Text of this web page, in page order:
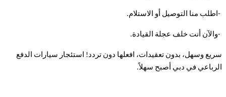
-اطلب منا التوصيل أو الاستلام.
-والآن أنت خلف عجلة القيادة.
سريع وسهل، بدون تعقيدات، افعلها دون تردد! استئجار سيارات الدفع
الرباعي في دبي أصبح سهلاً.